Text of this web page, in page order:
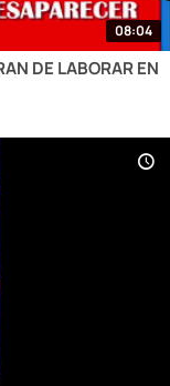
08:04
DE LABORAR EN